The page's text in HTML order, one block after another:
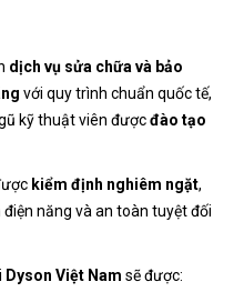
dịch vụ sửa chữa và bảo
với quy trình chuẩn quốc tế,
kỹ thuật viên đượcđào tạo
kiểm định nghiêm ngặt,
năng và an toàn tuyệt đối
Dyson Việt Nam sẽ được: